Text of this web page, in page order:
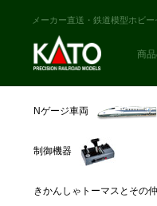
メーカー直送・鉄道模型ホビ
商品
Nゲージ車両
制御機器
きかんしゃトーマスとその